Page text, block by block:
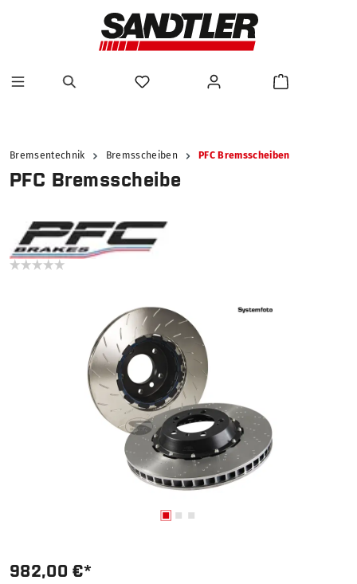
Bremsentechnik Bremsscheiben PFC Bremsscheiben
PFC Bremsscheibe
Bildergalerie überspringen
982,00 €*